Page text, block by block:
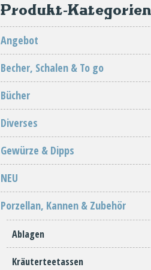
Produkt-Kategorien
Angebot
Becher, Schalen & To go
Bücher
Diverses
Gewürze & Dipps
NEU
Porzellan, Kannen & Zubehör
Ablagen
Kräuterteetassen